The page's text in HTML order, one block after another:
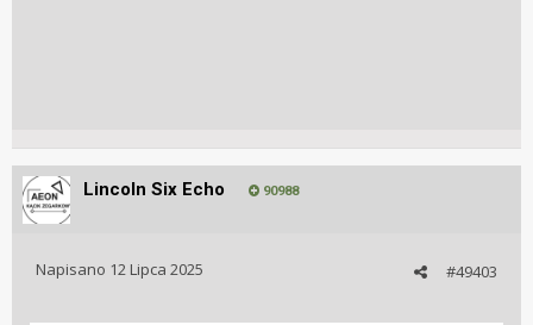
Lincoln Six Echo 90988
#49403
Napisano 12 Lipca 2025